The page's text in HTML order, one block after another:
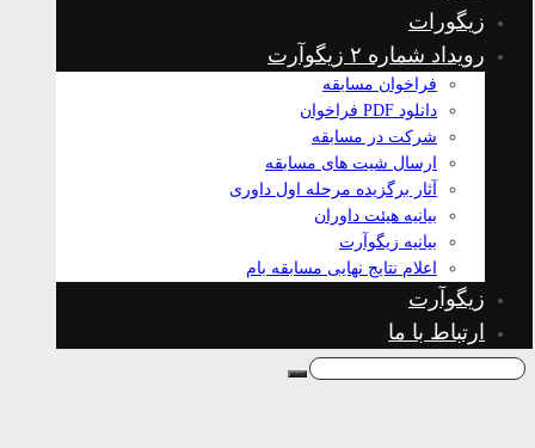
زیگورات
رویداد شماره ۲ زیگوآرت
فراخوان مسابقه
دانلود PDF فراخوان
شرکت در مسابقه
ارسال شیت های مسابقه
آثار برگزیده مرحله اول داوری
بیانیه هیئت داوران
بیانیه زیگوآرت
اعلام نتایج نهایی مسابقه بام
زیگوآرت
ارتباط با ما